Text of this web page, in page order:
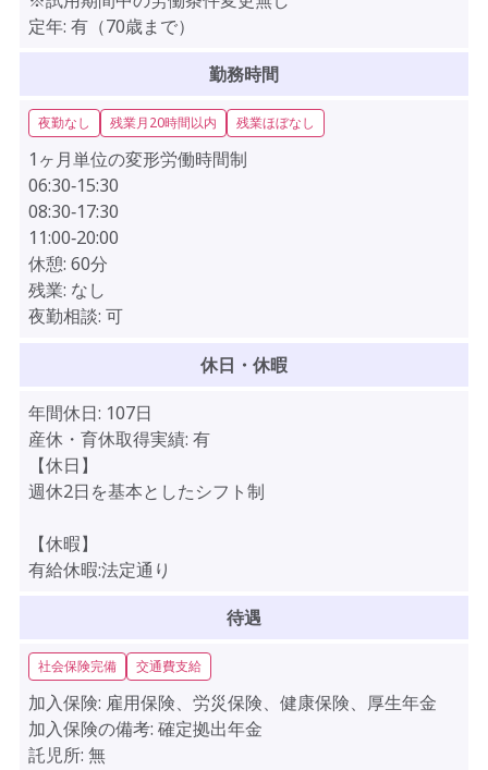
定年: 有（70歳まで）
勤務時間
夜勤なし 残業月20時間以内 残業ほぼなし
1ヶ月単位の変形労働時間制
06:30‐15:30
08:30‐17:30
11:00‐20:00
休憩: 60分
残業: なし
夜勤相談: 可
休日・休暇
年間休日: 107日
産休・育休取得実績: 有
【休日】
週休2日を基本としたシフト制
【休暇】
有給休暇:法定通り
待遇
社会保険完備 交通費支給
加入保険: 雇用保険、労災保険、健康保険、厚生年金
加入保険の備考: 確定拠出年金
託児所: 無